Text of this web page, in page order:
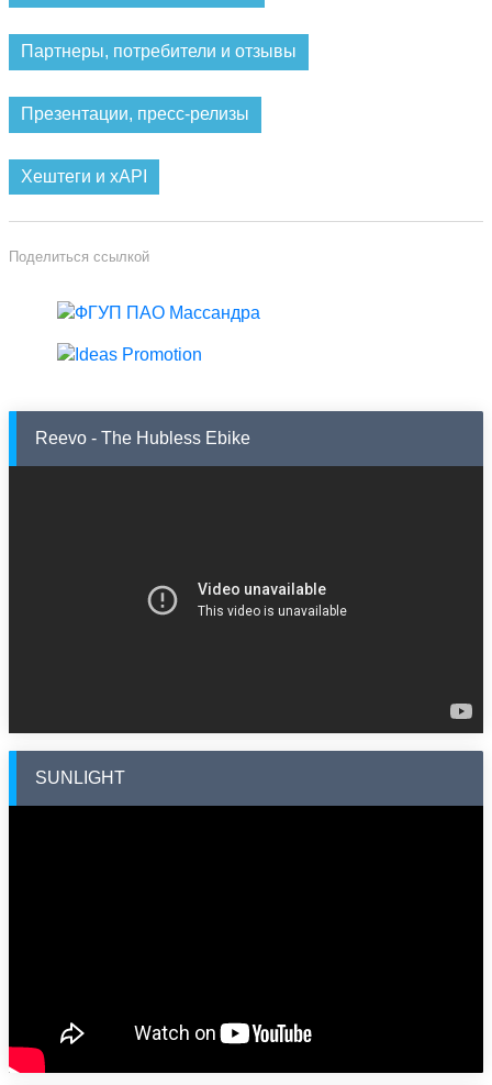
Партнеры, потребители и отзывы
Презентации, пресс-релизы
Хештеги и xAPI
Поделиться ссылкой
Reevo - The Hubless Ebike
SUNLIGHT